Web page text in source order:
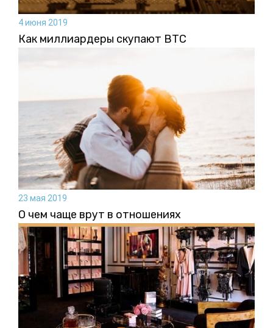
4 июня 2019
Как миллиардеры скупают BTC
23 мая 2019
О чем чаще врут в отношениях